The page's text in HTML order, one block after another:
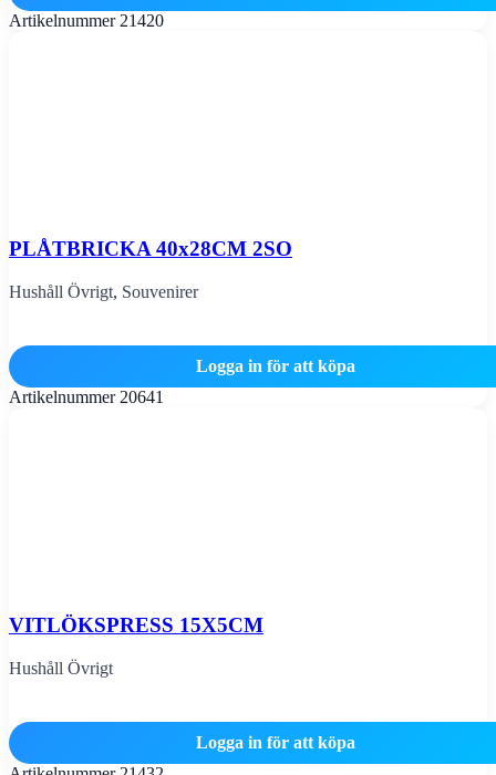
Artikelnummer 21420
PLÅTBRICKA 40x28CM 2SO
Hushåll Övrigt, Souvenirer
Logga in för att köpa
Artikelnummer 20641
VITLÖKSPRESS 15X5CM
Hushåll Övrigt
Logga in för att köpa